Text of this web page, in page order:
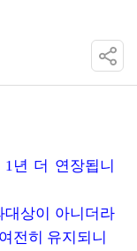
년 더 연장됩니
상이 아니더라
전히 유지되니